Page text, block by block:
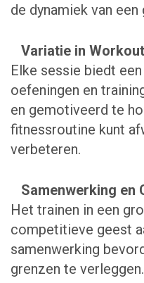
de dynamiek van
Variatie in
Elke sessie biedt
oefeningen en
en gemotiveerd te
fitnessroutine kunt
verbeteren.
Samenwerking en
Het trainen in een
competitieve geest
samenwerking
grenzen te verleggen.